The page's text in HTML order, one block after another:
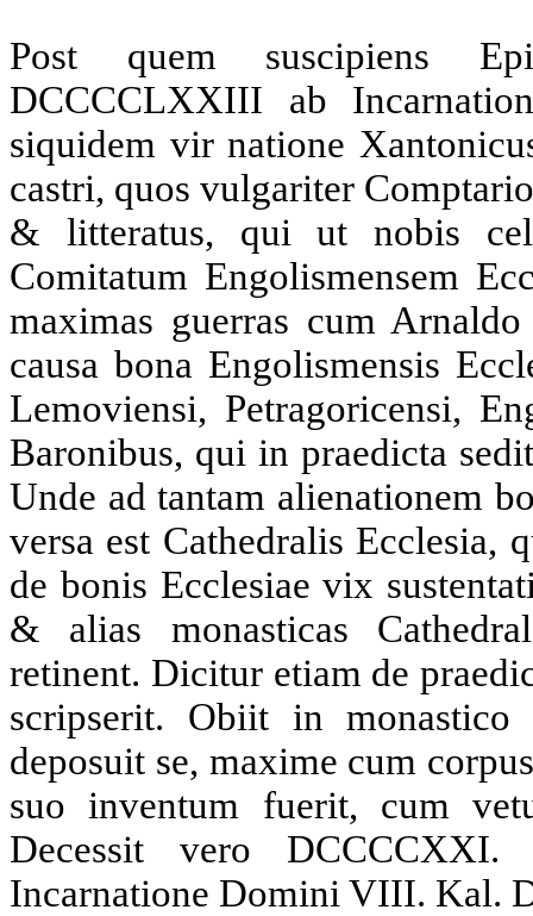
Post quem suscipiens
DCCCCLXXIII ab
siquidem vir natione
castri, quos vulgariter
& litteratus, qui ut nobis
Comitatum Engolismensem
maximas guerras cum
causa bona Engolismensis
Lemoviensi, Petragoricensi,
Baronibus, qui in praedicta
Unde ad tantam alienationem
versa est Cathedralis Ecclesia,
de bonis Ecclesiae vix
& alias monasticas
retinent. Dicitur etiam de
scripserit. Obiit in
deposuit se, maxime cum
suo inventum fuerit, cum
Decessit vero
Incarnatione Domini VIII. Kal.